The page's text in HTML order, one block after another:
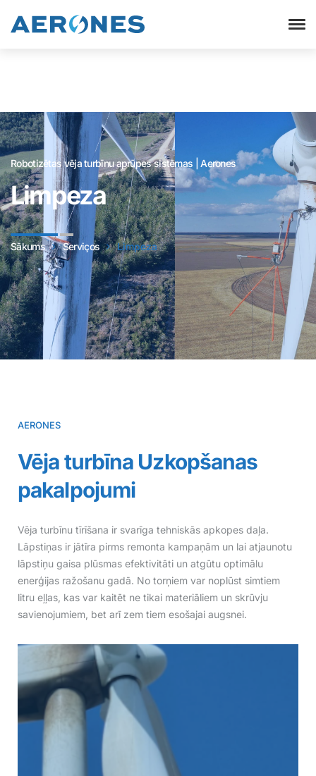
Robotizētas vēja turbīnu aprūpes sistēmas | Aerones
Limpeza
Sākums Serviços Limpeza
AERONES
Vēja turbīna Uzkopšanas
pakalpojumi
Vēja turbīnu tīrīšana ir svarīga tehniskās apkopes daļa.
Lāpstiņas ir jātīra pirms remonta kampaņām un lai atjaunotu
lāpstiņu gaisa plūsmas efektivitāti un atgūtu optimālu
enerģijas ražošanu gadā. No torņiem var noplūst simtiem
litru eļļas, kas var kaitēt ne tikai materiāliem un skrūvju
savienojumiem, bet arī zem tiem esošajai augsnei.